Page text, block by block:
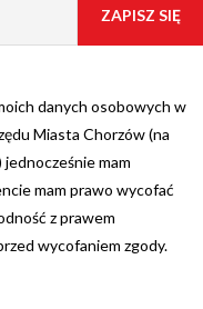
danych osobowych w
Miasta Chorzów (na
mam
mam prawo wycofać
z prawem
wycofaniem zgody.